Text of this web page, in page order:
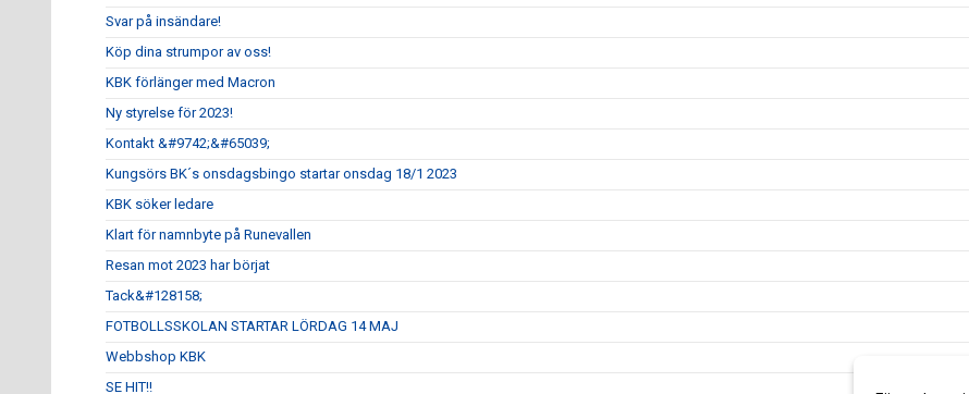
Svar på insändare!
Köp dina strumpor av oss!
KBK förlänger med Macron
Ny styrelse för 2023!
Kontakt &#9742;&#65039;
Kungsörs BK´s onsdagsbingo startar onsdag 18/1 2023
KBK söker ledare
Klart för namnbyte på Runevallen
Resan mot 2023 har börjat
Tack&#128158;
FOTBOLLSSKOLAN STARTAR LÖRDAG 14 MAJ
Webbshop KBK
SE HIT!!